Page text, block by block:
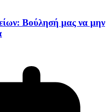
Βούλησή μας να μην